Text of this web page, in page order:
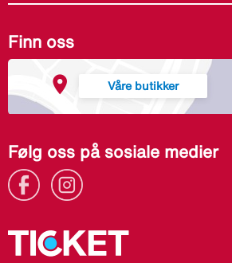
Finn oss
Våre butikker
Følg oss på sosiale medier